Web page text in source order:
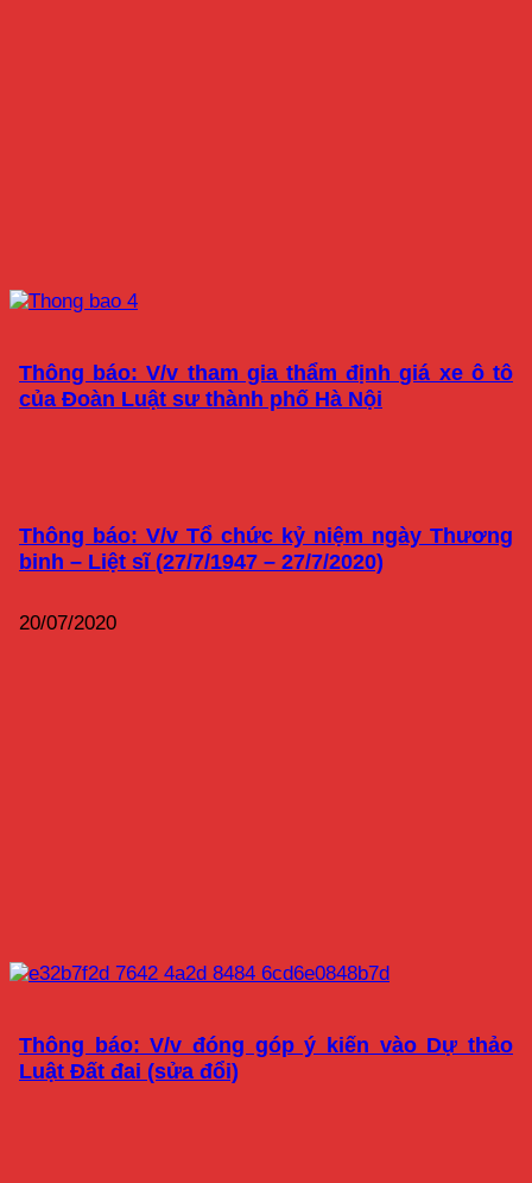
Thông báo: V/v tham gia thẩm định giá xe ô tô
của Đoàn Luật sư thành phố Hà Nội
Thông báo: V/v Tổ chức kỷ niệm ngày Thương
binh – Liệt sĩ (27/7/1947 – 27/7/2020)
20/07/2020
Thông báo: V/v đóng góp ý kiến vào Dự thảo
Luật Đất đai (sửa đổi)